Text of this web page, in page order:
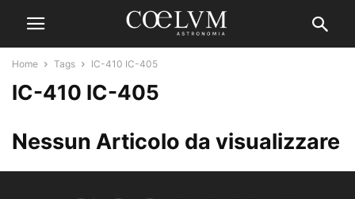
Home Tags IC-410 IC-405
IC-410 IC-405
Nessun Articolo da visualizzare